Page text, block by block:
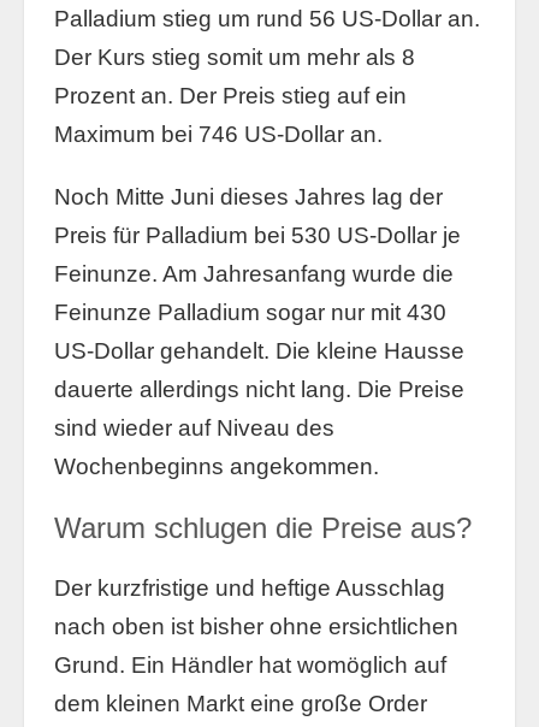
Palladium stieg um rund 56 US-Dollar an.
Der Kurs stieg somit um mehr als 8
Prozent an. Der Preis stieg auf ein
Maximum bei 746 US-Dollar an.
Noch Mitte Juni dieses Jahres lag der
Preis für Palladium bei 530 US-Dollar je
Feinunze. Am Jahresanfang wurde die
Feinunze Palladium sogar nur mit 430
US-Dollar gehandelt. Die kleine Hausse
dauerte allerdings nicht lang. Die Preise
sind wieder auf Niveau des
Wochenbeginns angekommen.
Warum schlugen die Preise aus?
Der kurzfristige und heftige Ausschlag
nach oben ist bisher ohne ersichtlichen
Grund. Ein Händler hat womöglich auf
dem kleinen Markt eine große Order